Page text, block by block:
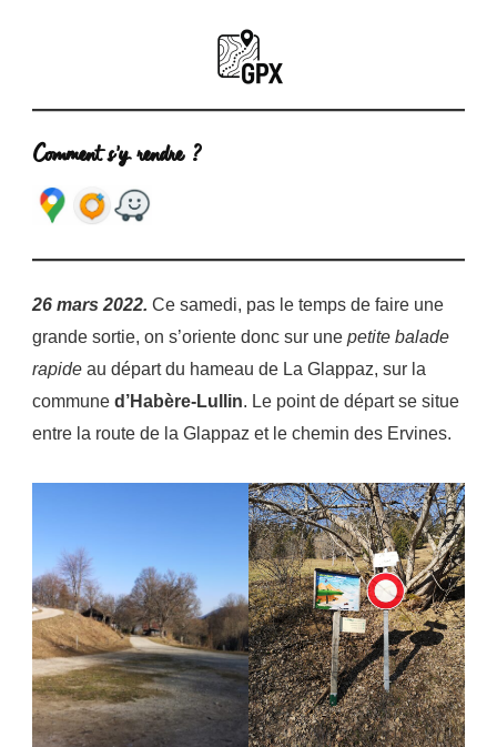
Comment s’y rendre ?
26 mars 2022. Ce samedi, pas le temps de faire une
grande sortie, on s’oriente donc sur une petite balade
rapide au départ du hameau de La Glappaz, sur la
commune d’Habère-Lullin. Le point de départ se situe
entre la route de la Glappaz et le chemin des Ervines.